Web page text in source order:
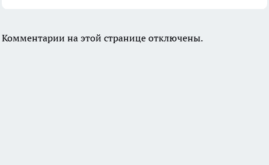
Комментарии на этой странице отключены.